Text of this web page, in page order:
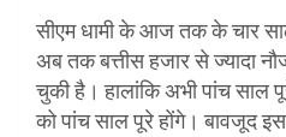
सीएम धामी के आज तक के चार
अब तक बत्तीस हजार से ज्यादा
चुकी है। हालांकि अभी पांच साल
को पांच साल पूरे होंगे। बावजूद